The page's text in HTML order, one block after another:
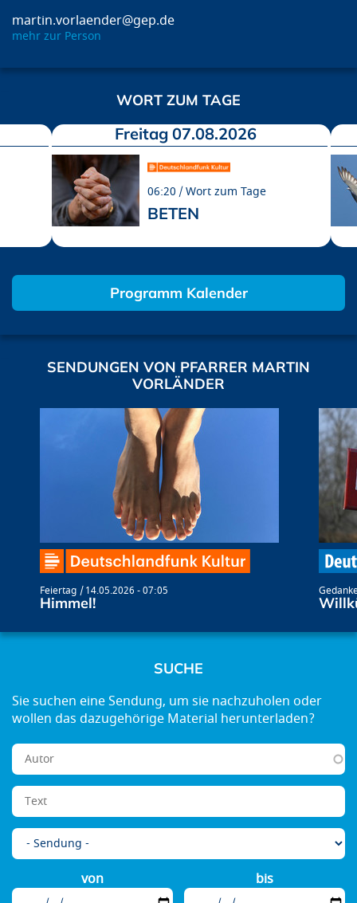
martin.vorlaender@gep.de
mehr zur Person
WORT ZUM TAGE
Freitag 07.08.2026
06:20 Wort zum Tage
BETEN
Programm Kalender
SENDUNGEN VON PFARRER MARTIN
VORLÄNDER
Feiertag 14.05.2026 - 07:05
Himmel!
SUCHE
von bis